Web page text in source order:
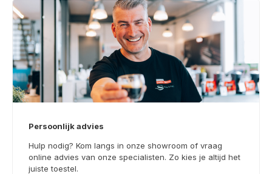
Persoonlijk advies
Hulp nodig? Kom langs in onze showroom of vraag
online advies van onze specialisten. Zo kies je altijd het
juiste toestel.